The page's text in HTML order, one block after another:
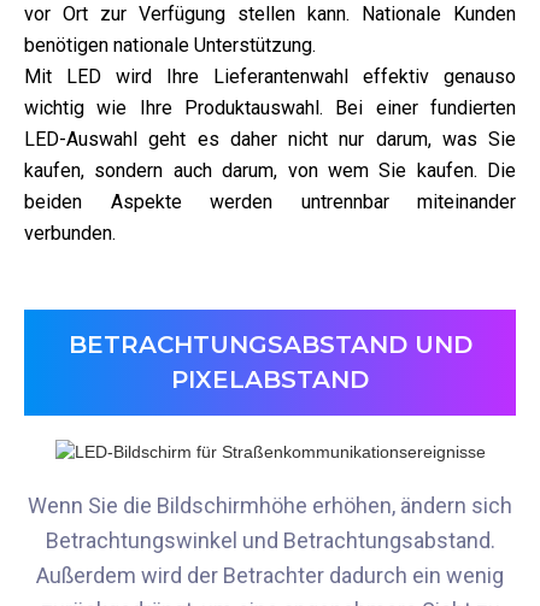
vor Ort zur Verfügung stellen kann. Nationale Kunden
benötigen nationale Unterstützung.
Mit LED wird Ihre Lieferantenwahl effektiv genauso
wichtig wie Ihre Produktauswahl. Bei einer fundierten
LED-Auswahl geht es daher nicht nur darum, was Sie
kaufen, sondern auch darum, von wem Sie kaufen. Die
beiden Aspekte werden untrennbar miteinander
verbunden.
BETRACHTUNGSABSTAND UND
PIXELABSTAND
Wenn Sie die Bildschirmhöhe erhöhen, ändern sich
Betrachtungswinkel und Betrachtungsabstand.
Außerdem wird der Betrachter dadurch ein wenig